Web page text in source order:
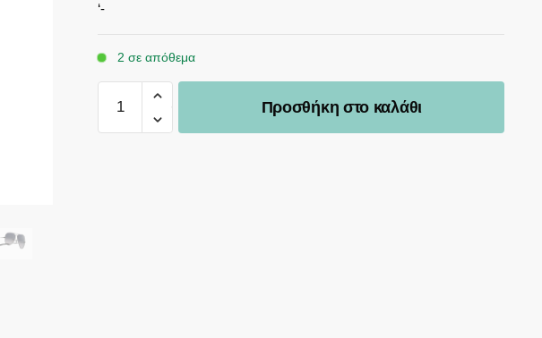
‘-
2 σε απόθεμα
Προσθήκη στο καλάθι